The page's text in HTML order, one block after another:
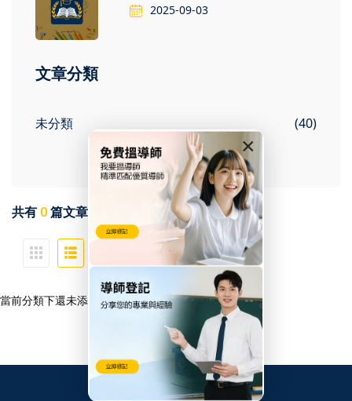
×
2025-09-03
文章分類
未分類 (40)
共有 0篇文章
當前分類下還未添加文章！